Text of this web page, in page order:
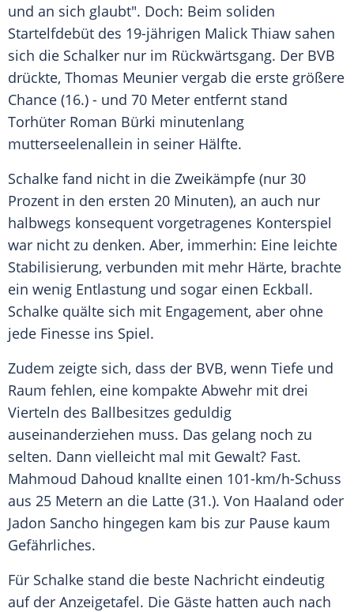
und an sich glaubt". Doch: Beim soliden
Startelfdebüt des 19-jährigen Malick Thiaw sahen
sich die Schalker nur im Rückwärtsgang. Der BVB
drückte, Thomas Meunier vergab die erste größere
Chance (16.) - und 70 Meter entfernt stand
Torhüter Roman Bürki minutenlang
mutterseelenallein in seiner Hälfte.
Schalke fand nicht in die Zweikämpfe (nur 30
Prozent in den ersten 20 Minuten), an auch nur
halbwegs konsequent vorgetragenes Konterspiel
war nicht zu denken. Aber, immerhin: Eine leichte
Stabilisierung, verbunden mit mehr Härte, brachte
ein wenig Entlastung und sogar einen Eckball.
Schalke quälte sich mit Engagement, aber ohne
jede Finesse ins Spiel.
Zudem zeigte sich, dass der BVB, wenn Tiefe und
Raum fehlen, eine kompakte Abwehr mit drei
Vierteln des Ballbesitzes geduldig
auseinanderziehen muss. Das gelang noch zu
selten. Dann vielleicht mal mit Gewalt? Fast.
Mahmoud Dahoud knallte einen 101-km/h-Schuss
aus 25 Metern an die Latte (31.). Von Haaland oder
Jadon Sancho hingegen kam bis zur Pause kaum
Gefährliches.
Für Schalke stand die beste Nachricht eindeutig
auf der Anzeigetafel. Die Gäste hatten auch nach